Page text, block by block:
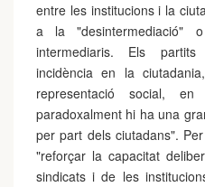
entre les institucions i la
a la "desintermediació"
intermediaris. Els
incidència en la
representació social,
paradoxalment hi ha una
per part dels ciutadans".
"reforçar la capacitat
sindicats i de les